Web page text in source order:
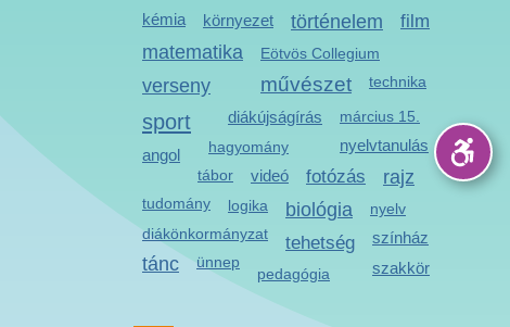
kémia környezet
történelem
matematika
Eötvös Collegium
művészet
verseny
diákújságírás március 15.
sport
technika
nyelvtanulás
hagyomány
angol
tábor videó fotózás
film
tudomány
rajz
logika biológia
nyelv
diákönkormányzat
tehetség színház
tánc ünnep szakkör
pedagógia